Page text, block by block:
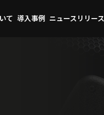
て 導入事例 ニュースリリース